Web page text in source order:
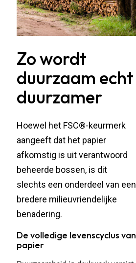
Zo wordt
duurzaam echt
duurzamer
Hoewel het FSC®-keurmerk
aangeeft dat het papier
afkomstig is uit verantwoord
beheerde bossen, is dit
slechts een onderdeel van een
bredere milieuvriendelijke
benadering.
De volledige levenscyclus van
papier